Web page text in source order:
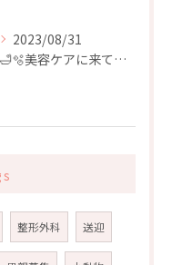
2023/08/31
🛁🫧美容ケアに来てくれたお友達🫧🛁
整形外科 送迎